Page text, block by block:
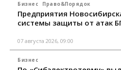
Бизнес Право&Порядок
Предприятия
системы защиты от атак
07 августа 2026, 09:00
Бизнес